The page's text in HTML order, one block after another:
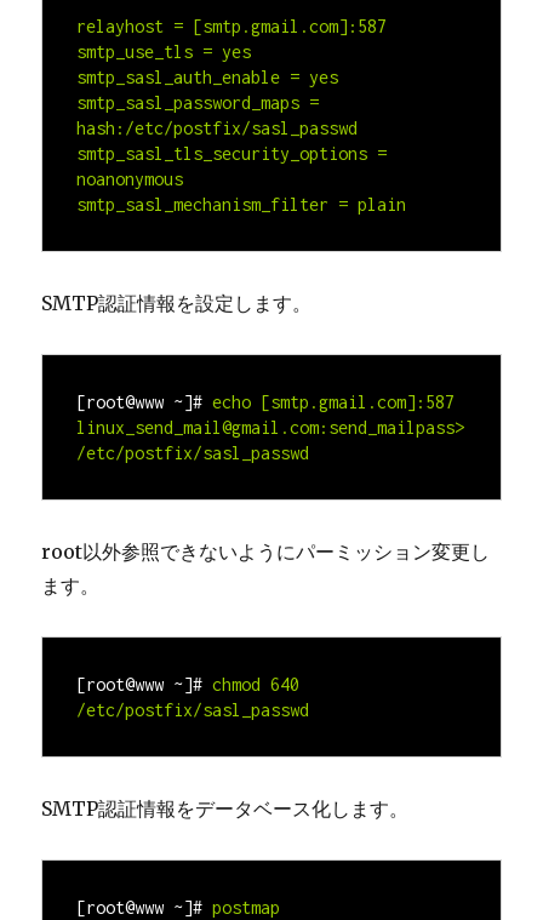
relayhost = [smtp.gmail.com]:587
smtp_use_tls = yes
smtp_sasl_auth_enable = yes
smtp_sasl_password_maps =
hash:/etc/postfix/sasl_passwd
smtp_sasl_tls_security_options =
noanonymous
SMTP認証情報を設定します。
[root@www ~]#
linux_send_mail@gmail.com: send_mailpass>
root以外参照できないようにパーミッション変更し
ます。
[root@www ~]# chmod 640
SMTP認証情報をデータベース化します。
[root@www ~]# postmap